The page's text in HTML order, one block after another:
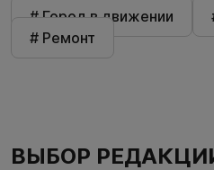
# Город в движении
# Ремонт
ВЫБОР